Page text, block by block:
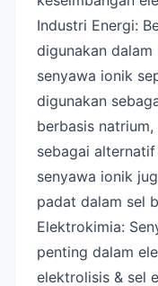
Industri Energi:
digunakan
senyawa ionik
digunakan
berbasis
sebagai
senyawa ionik
padat dalam sel
Elektrokimia:
penting dalam
elektrolisis & sel